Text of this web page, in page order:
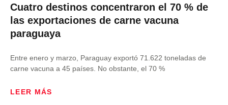
Cuatro destinos concentraron el 70 % de
las exportaciones de carne vacuna
paraguaya
Entre enero y marzo, Paraguay exportó 71.622 toneladas de
carne vacuna a 45 países. No obstante, el 70 %
LEER MÁS